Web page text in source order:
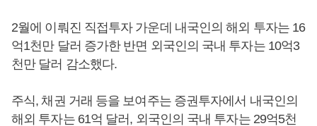
2월에 이뤄진 직접투자 가운데 내국인의 해외 투자는 16
억1천만 달러 증가한 반면 외국인의 국내 투자는 10억3
천만 달러 감소했다.
주식, 채권 거래 등을 보여주는 증권투자에서 내국인의
해외 투자는 61억 달러, 외국인의 국내 투자는 29억5천